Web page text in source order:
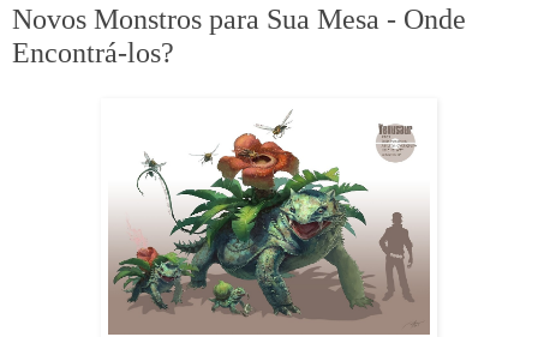
Novos Monstros para Sua Mesa - Onde
Encontrá-los?